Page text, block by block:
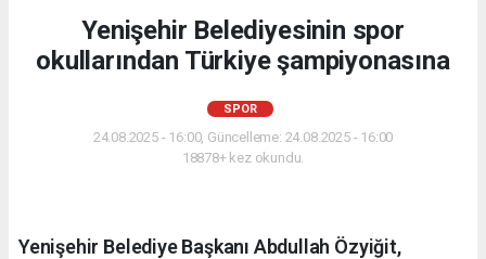
Yenişehir Belediyesinin spor
okullarından Türkiye şampiyonasına
SPOR
24.08.2025 - 16:00, Güncelleme: 24.08.2025 - 16:00
18878+ kez okundu.
Yenişehir Belediye Başkanı Abdullah Özyiğit,